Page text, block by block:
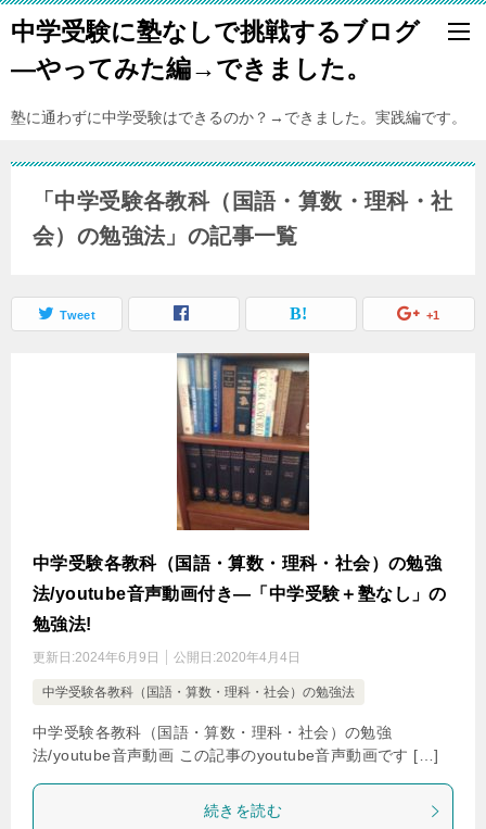
中学受験に塾なしで挑戦するブログ
―やってみた編→できました。
塾に通わずに中学受験はできるのか？→できました。実践編です。
「中学受験各教科（国語・算数・理科・社
会）の勉強法」の記事一覧
Tweet +1
中学受験各教科（国語・算数・理科・社会）の勉強
法/youtube音声動画付き―「中学受験＋塾なし」の
勉強法!
更新日:2024年6月9日 公開日:2020年4月4日
中学受験各教科（国語・算数・理科・社会）の勉強法
中学受験各教科（国語・算数・理科・社会）の勉強
法/youtube音声動画 この記事のyoutube音声動画です […]
続きを読む